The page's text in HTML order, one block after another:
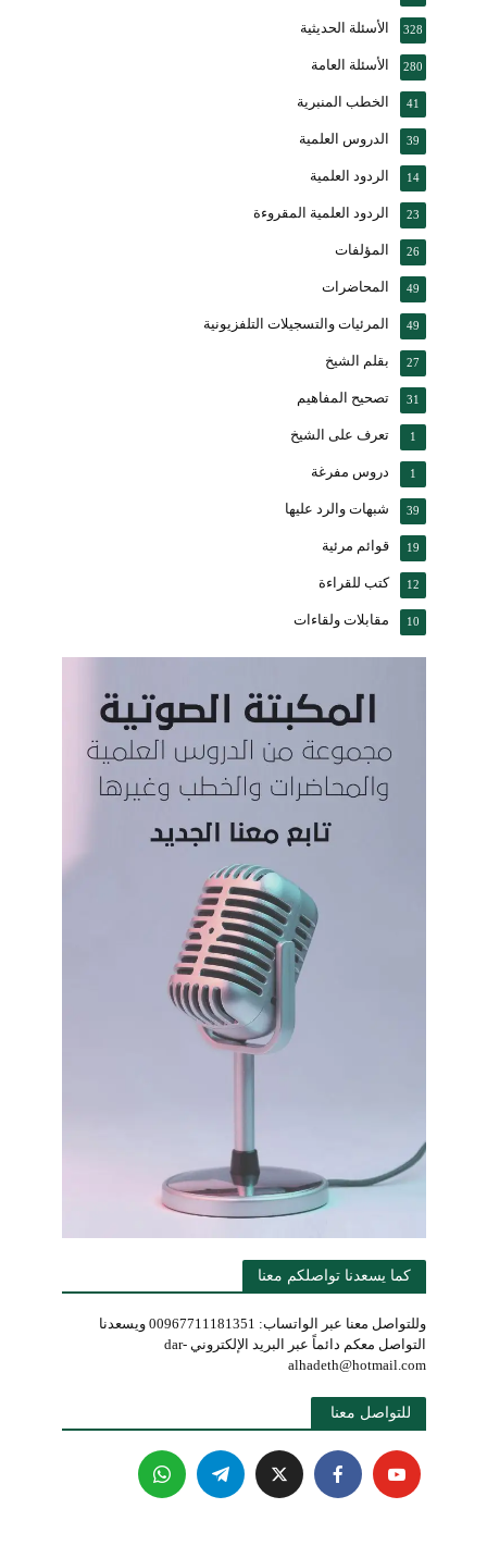
الأسئلة الحديثية 328
الأسئلة العامة 280
الخطب المنبرية 41
الدروس العلمية 39
الردود العلمية 14
الردود العلمية المقروءة 23
المؤلفات 26
المحاضرات 49
المرئيات والتسجيلات التلفزيونية 49
بقلم الشيخ 27
تصحيح المفاهيم 31
تعرف على الشيخ 1
دروس مفرغة 1
شبهات والرد عليها 39
قوائم مرئية 19
كتب للقراءة 12
مقابلات ولقاءات 10
كما يسعدنا تواصلكم معنا
وللتواصل معنا عبر الواتساب: 00967711181351 ويسعدنا
التواصل معكم دائماً عبر البريد الإلكتروني dar-
alhadeth@hotmail.com
للتواصل معنا